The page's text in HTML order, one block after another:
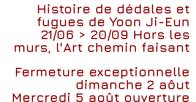
Histoire de dédales et
fugues de Yoon Ji-Eun
21/06 > 20/09 Hors les
murs, l'Art chemin faisant
Fermeture exceptionnelle
dimanche 2 aôut
Mercredi 5 août ouverture